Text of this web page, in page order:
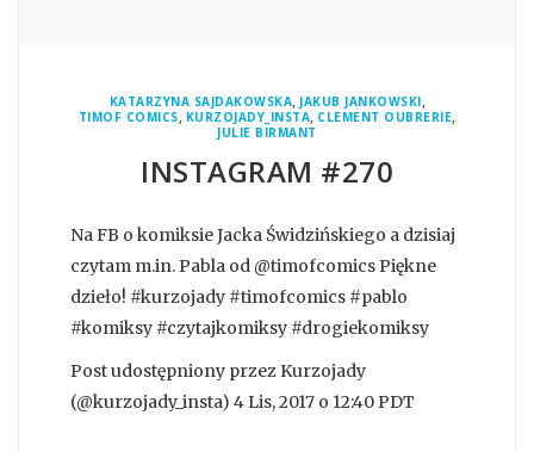
KATARZYNA SAJDAKOWSKA, JAKUB JANKOWSKI,
TIMOF COMICS, KURZOJADY_INSTA, CLEMENT OUBRERIE,
JULIE BIRMANT
INSTAGRAM #270
Na FB o komiksie Jacka Świdzińskiego a dzisiaj
czytam m.in. Pabla od @timofcomics Piękne
dzieło! #kurzojady #timofcomics #pablo
#komiksy #czytajkomiksy #drogiekomiksy
Post udostępniony przez Kurzojady
(@kurzojady_insta) 4 Lis, 2017 o 12:40 PDT